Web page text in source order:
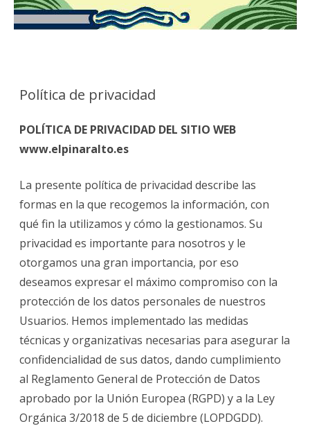
Política de privacidad
POLÍTICA DE PRIVACIDAD DEL SITIO WEB
www.elpinaralto.es
La presente política de privacidad describe las
formas en la que recogemos la información, con
qué fin la utilizamos y cómo la gestionamos. Su
privacidad es importante para nosotros y le
otorgamos una gran importancia, por eso
deseamos expresar el máximo compromiso con la
protección de los datos personales de nuestros
Usuarios. Hemos implementado las medidas
técnicas y organizativas necesarias para asegurar la
confidencialidad de sus datos, dando cumplimiento
al Reglamento General de Protección de Datos
aprobado por la Unión Europea (RGPD) y a la Ley
Orgánica 3/2018 de 5 de diciembre (LOPDGDD).